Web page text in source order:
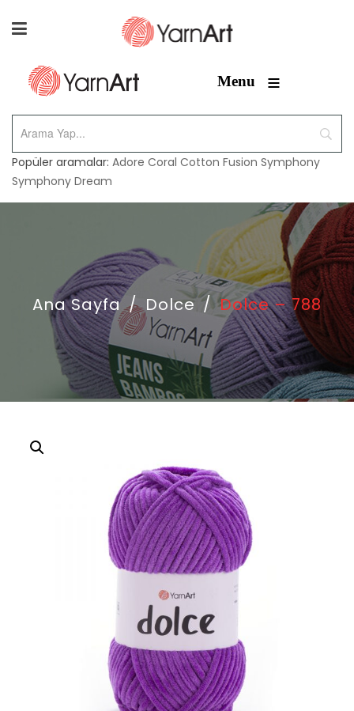
Menu ≡
Popüler aramalar: Adore Coral Cotton Fusion Symphony
Symphony Dream
Ana Sayfa / Dolce / Dolce – 788